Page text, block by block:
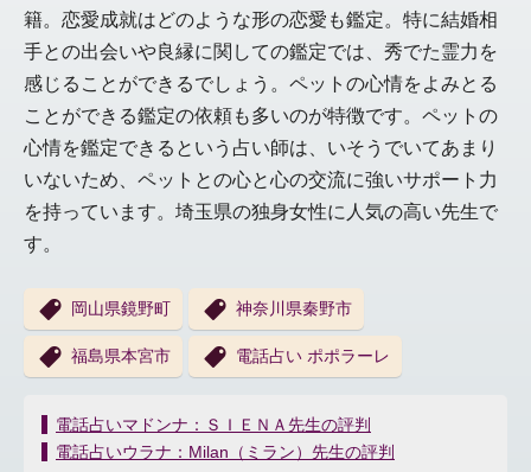
籍。恋愛成就はどのような形の恋愛も鑑定。特に結婚相
手との出会いや良縁に関しての鑑定では、秀でた霊力を
感じることができるでしょう。ペットの心情をよみとる
ことができる鑑定の依頼も多いのが特徴です。ペットの
心情を鑑定できるという占い師は、いそうでいてあまり
いないため、ペットとの心と心の交流に強いサポート力
を持っています。埼玉県の独身女性に人気の高い先生で
す。
岡山県鏡野町 神奈川県秦野市
福島県本宮市 電話占い ポポラーレ
投
稿
電話占いマドンナ：ＳＩＥＮＡ先生の評判
電話占いウラナ：Milan（ミラン）先生の評判